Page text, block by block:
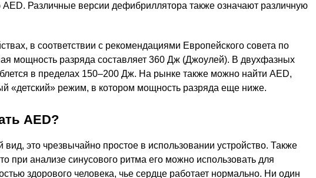
Различные версии дефибриллятора также означают различную
в соответствии с рекомендациями Европейского совета по
мощность разряда составляет 360 Дж (Джоулей). В двухфазных
в пределах 150–200 Дж. На рынке также можно найти AED,
«детский» режим, в котором мощность разряда еще ниже.
AED?
это чрезвычайно простое в использовании устройство. Также
при анализе синусового ритма его можно использовать для
здорового человека, чье сердце работает нормально. Ни один